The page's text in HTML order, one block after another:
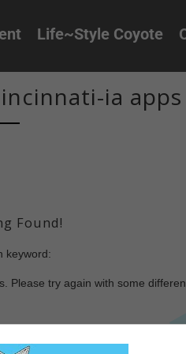
Life~Style Coyote
ia
Found!
keyword:
Please try again with some